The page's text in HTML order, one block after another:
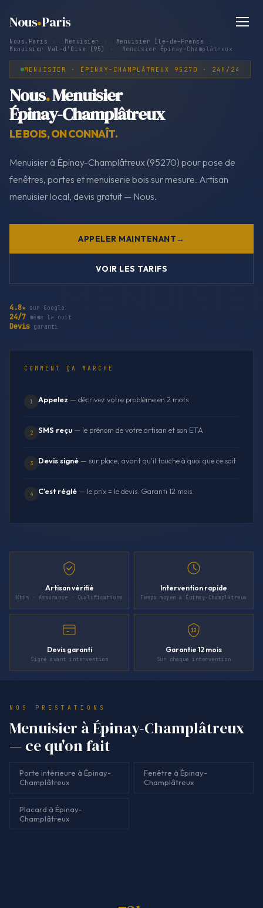
Nous Paris
Nous.Paris Menuisier Menuisier Île-de-France
Menuisier Val-d'Oise (95)
Menuisier Épinay-Champlâtreux
MENUISIER · ÉPINAY-CHAMPLÂTREUX 95270 · 24H/24
Nous.Menuisier
Épinay-Champlâtreux
LE BOIS, ON CONNAÎT.
Menuisier à Épinay-Champlâtreux (95270) pour pose de
fenêtres, portes et menuiserie bois sur mesure. Artisan
menuisier local, devis gratuit — Nous.
APPELER MAINTENANT
VOIR LES TARIFS
4.8★ sur Google
24/7 même la nuit
Devis garanti
COMMENT ÇA MARCHE
1 Appelez — décrivez votre problème en 2 mots
2 SMS reçu — le prénom de votre artisan et son ETA
3 Devis signé — sur place, avant qu'il touche à quoi que ce soit
4 C'est réglé — le prix = le devis. Garanti 12 mois.
Artisan vérifié
Kbis · Assurance · Qualifications
Intervention rapide
Temps moyen à Épinay-Champlâtreux
Devis garanti
Signé avant intervention
12
Garantie 12 mois
Sur chaque intervention
NOS PRESTATIONS
Menuisier à Épinay-Champlâtreux
— ce qu'on fait
Porte intérieure à Épinay-
Champlâtreux
Fenêtre à Épinay-
Champlâtreux
Placard à Épinay-
Champlâtreux